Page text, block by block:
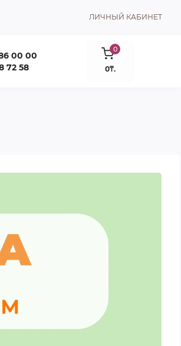
ЛИЧНЫЙ КАБИНЕТ
00 00
72 58
0
0₸.